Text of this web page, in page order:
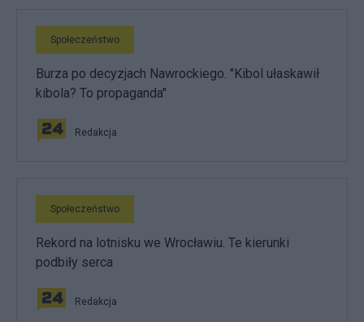
Społeczeństwo
Burza po decyzjach Nawrockiego. "Kibol ułaskawił
kibola? To propaganda"
Redakcja
Społeczeństwo
Rekord na lotnisku we Wrocławiu. Te kierunki
podbiły serca
Redakcja